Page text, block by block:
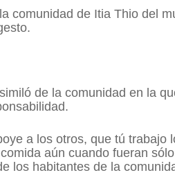
comunidad de Itia Thio del
de la comunidad en la
a los otros, que tú trabajo
aún cuando fueran
los habitantes de la